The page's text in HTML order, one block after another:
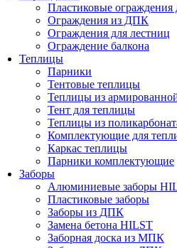
Пластиковые ограждения
Ограждения из ДПК
Ограждения для лестниц
Ограждение балкона
Теплицы
Парники
Тентовые теплицы
Теплицы из
Тент для теплицы
Теплицы из
Комплектующие для
Каркас теплицы
Парники комплектующие
Заборы
Алюминиевые заборы
Пластиковые заборы
Заборы из ДПК
Замена бетона HILST
Заборная доска из МПК